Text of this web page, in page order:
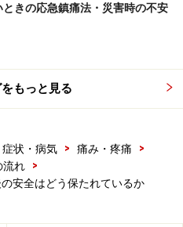
場合もあります。ラリンジ
れるマスクタイプのチュー
によく使用されます。
したことを確認して、手術
きの応急鎮痛法・災害時の不安
もっと見る
症状・病気 > 痛み・疼痛
>
流れ
>
安全はどう保たれているか